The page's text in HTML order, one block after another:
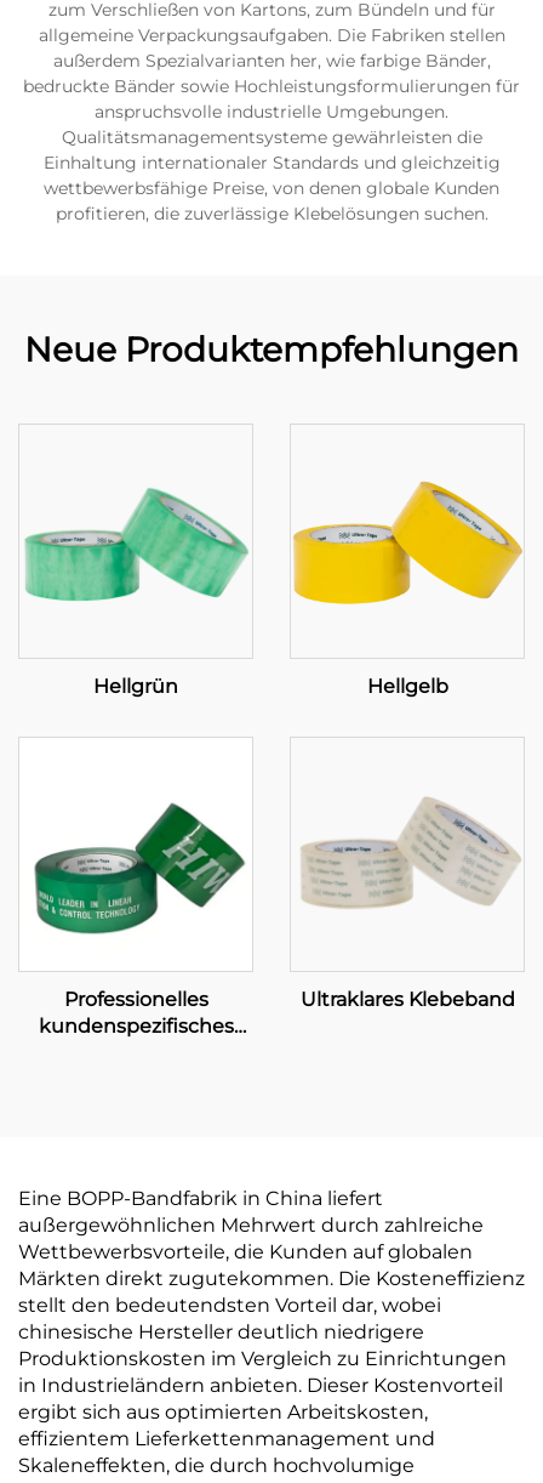
zum Verschließen von Kartons, zum Bündeln und für
allgemeine Verpackungsaufgaben. Die Fabriken stellen
außerdem Spezialvarianten her, wie farbige Bänder,
bedruckte Bänder sowie Hochleistungsformulierungen für
anspruchsvolle industrielle Umgebungen.
Qualitätsmanagementsysteme gewährleisten die
Einhaltung internationaler Standards und gleichzeitig
wettbewerbsfähige Preise, von denen globale Kunden
profitieren, die zuverlässige Klebelösungen suchen.
Neue Produktempfehlungen
Hellgrün Hellgelb
Professionelles
kundenspezifisches
Ultraklares Klebeband
Eine BOPP-Bandfabrik in China liefert
außergewöhnlichen Mehrwert durch zahlreiche
Wettbewerbsvorteile, die Kunden auf globalen
Märkten direkt zugutekommen. Die Kosteneffizienz
stellt den bedeutendsten Vorteil dar, wobei
chinesische Hersteller deutlich niedrigere
Produktionskosten im Vergleich zu Einrichtungen
in Industrieländern anbieten. Dieser Kostenvorteil
ergibt sich aus optimierten Arbeitskosten,
effizientem Lieferkettenmanagement und
Skaleneffekten, die durch hochvolumige